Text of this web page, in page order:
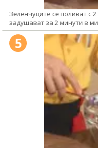
Зеленчуците се поливат с 2
задушават за 2 минути в
5